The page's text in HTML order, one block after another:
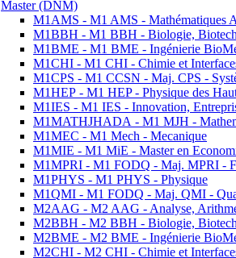
Master (DNM)
M1AMS - M1 AMS - Mathématiques
M1BBH - M1 BBH - Biologie,
M1BME - M1 BME - Ingénierie
M1CHI - M1 CHI - Chimie et
M1CPS - M1 CCSN - Maj. CPS -
M1HEP - M1 HEP - Physique des
M1IES - M1 IES - Innovation,
M1MATHJHADA - M1 MJH -
M1MEC - M1 Mech - Mecanique
M1MIE - M1 MiE - Master en
M1MPRI - M1 FODQ - Maj. MPRI -
M1PHYS - M1 PHYS - Physique
M1QMI - M1 FODQ - Maj. QMI -
M2AAG - M2 AAG - Analyse,
M2BBH - M2 BBH - Biologie,
M2BME - M2 BME - Ingénierie
M2CHI - M2 CHI - Chimie et